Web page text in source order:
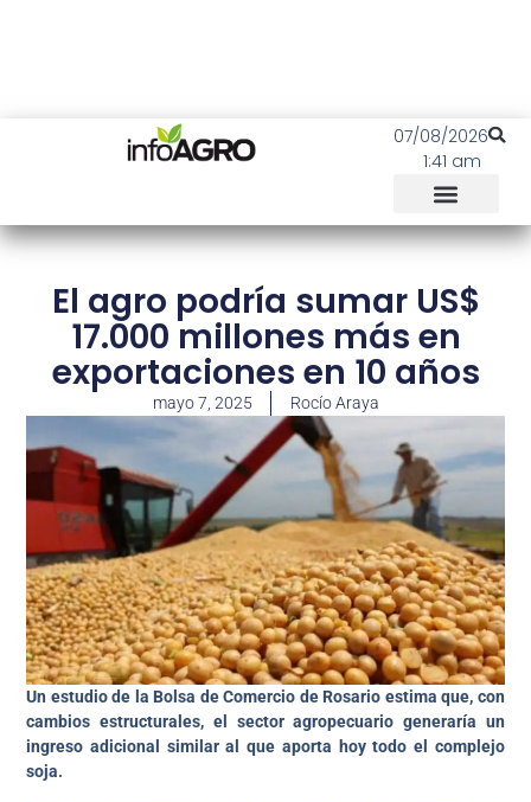
07/08/2026
1:41 am
El agro podría sumar US$
17.000 millones más en
exportaciones en 10 años
mayo 7, 2025 Rocío Araya
Un estudio de la Bolsa de Comercio de Rosario estima que, con
cambios estructurales, el sector agropecuario generaría un
ingreso adicional similar al que aporta hoy todo el complejo
soja.